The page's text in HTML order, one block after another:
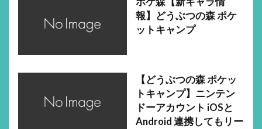
報】どうぶつの森 ポケ
ットキャンプ
【どうぶつの森 ポケッ
トキャンプ】ニンテン
ドーアカウント iOSと
Android 連携してもリー